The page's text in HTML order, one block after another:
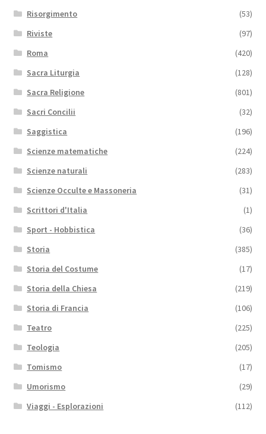
Risorgimento
(53)
Riviste
(97)
Roma
(420)
Sacra Liturgia
(128)
Sacra Religione
(801)
Sacri Concilii
(32)
Saggistica
(196)
Scienze matematiche
(224)
Scienze naturali
(283)
Scienze Occulte e Massoneria
(31)
Scrittori d'Italia
(1)
Sport - Hobbistica
(36)
Storia
(385)
Storia del Costume
(17)
Storia della Chiesa
(219)
Storia di Francia
(106)
Teatro
(225)
Teologia
(205)
Tomismo
(17)
Umorismo
(29)
Viaggi - Esplorazioni
(112)